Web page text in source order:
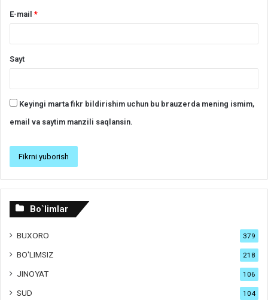
E-mail*
Sayt
Keyingi marta fikr bildirishim uchun bu brauzerda mening ismim,
email va saytim manzili saqlansin.
Bo`limlar
BUXORO 379
BO'LIMSIZ 218
JINOYAT 106
SUD 104